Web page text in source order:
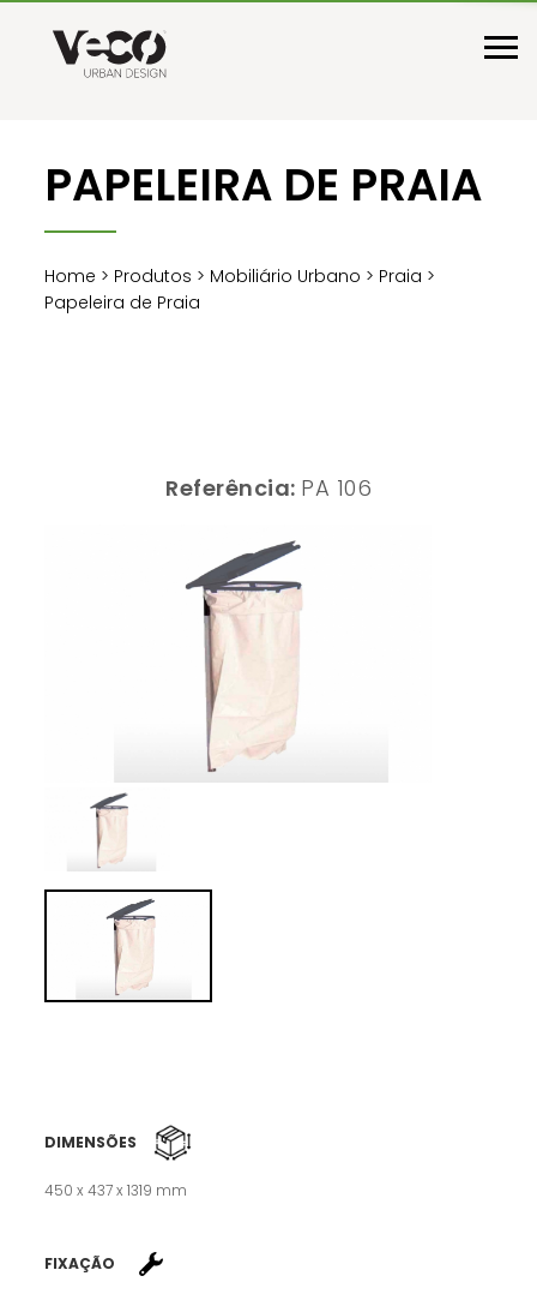
PAPELEIRA DE PRAIA
Home > Produtos > Mobiliário Urbano > Praia >
Papeleira de Praia
Referência: PA 106
DIMENSÕES
450 x 437 x 1319 mm
FIXAÇÃO